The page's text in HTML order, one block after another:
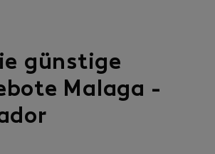
günstige
Malaga -